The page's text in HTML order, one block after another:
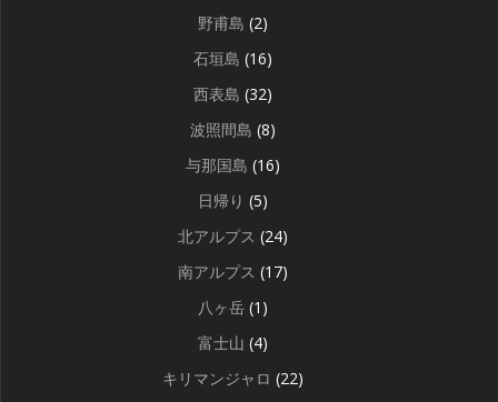
野甫島 (2)
石垣島 (16)
西表島 (32)
波照間島 (8)
与那国島 (16)
日帰り (5)
北アルプス (24)
南アルプス (17)
八ヶ岳 (1)
富士山 (4)
キリマンジャロ (22)